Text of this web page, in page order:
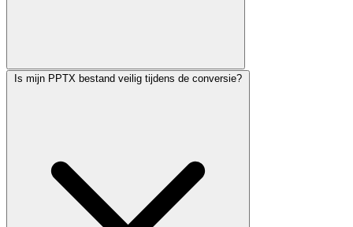
Is mijn PPTX bestand veilig tijdens de conversie?